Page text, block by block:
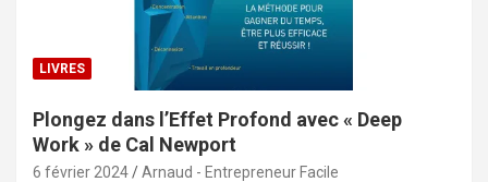
LIVRES
Plongez dans l’Effet Profond avec « Deep
Work » de Cal Newport
6 février 2024 Arnaud - Entrepreneur Facile